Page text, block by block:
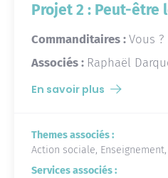
Projet 2 : Peut-être
Commanditaires : Vous ?
Associés : Raphaël
En savoir plus
"Projet 2 : Peut-être le
Themes associés :
Action sociale, Enseignement,
Services associés :